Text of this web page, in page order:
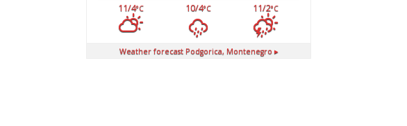
11/4°C 10/4°C 11/2°C
Weather forecast Podgorica, Montenegro ▸